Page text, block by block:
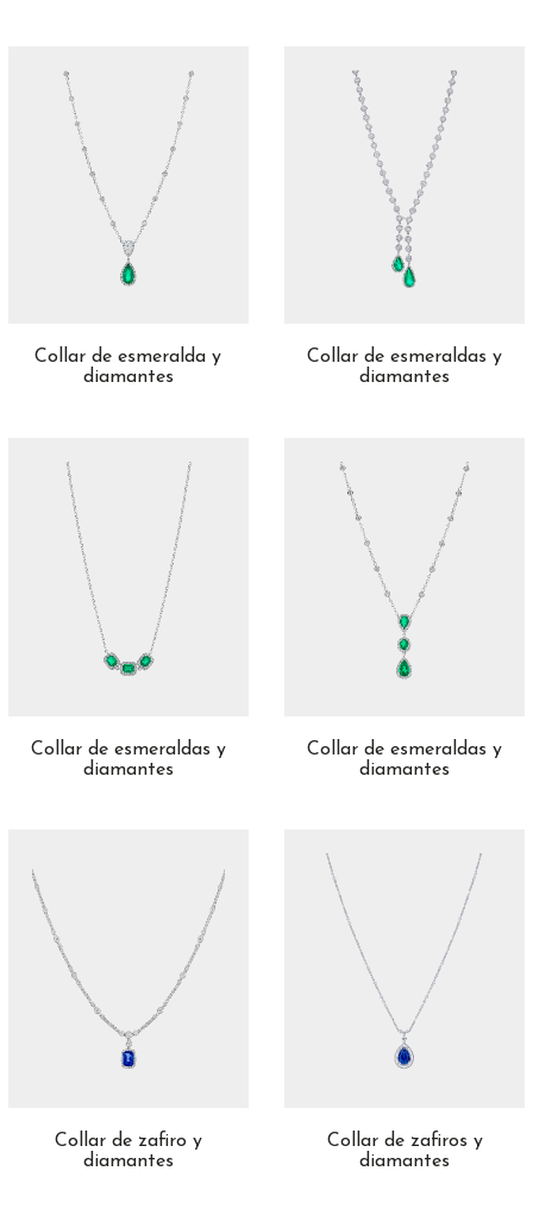
Collar de esmeralda y
diamantes
Collar de esmeraldas y
diamantes
Collar de esmeraldas y
diamantes
Collar de esmeraldas y
diamantes
Collar de zafiro y
diamantes
Collar de zafiros y
diamantes